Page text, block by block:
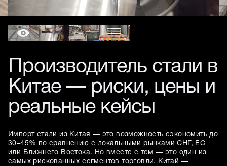
Производитель стали в
Китае — риски, цены и
реальные кейсы
Импорт стали из Китая — это возможность сэкономить до
30–45% по сравнению с локальными рынками СНГ, ЕС
или Ближнего Востока. Но вместе с тем — это один из
самых рискованных сегментов торговли. Китай —